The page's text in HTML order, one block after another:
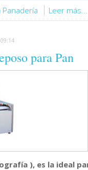
Panadería
Leer más...
para Pan
), es la ideal